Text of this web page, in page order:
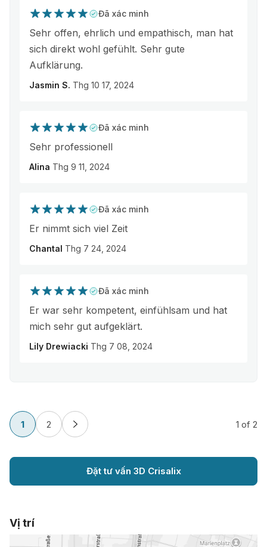
Đã xác minh
Sehr offen, ehrlich und empathisch, man hat
sich direkt wohl gefühlt. Sehr gute
Aufklärung.
Jasmin S. Thg 10 17, 2024
Đã xác minh
Sehr professionell
Alina Thg 9 11, 2024
Đã xác minh
Er nimmt sich viel Zeit
Chantal Thg 7 24, 2024
Đã xác minh
Er war sehr kompetent, einfühlsam und hat
mich sehr gut aufgeklärt.
Lily Drewiacki Thg 7 08, 2024
1 2 1 of 2
Đặt tư vấn 3D Crisalix
Vị trí